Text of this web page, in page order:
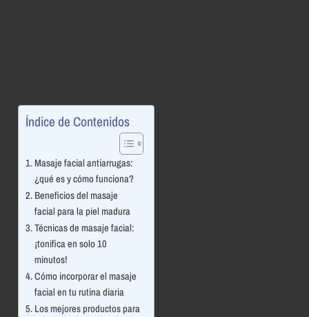
Índice de Contenidos
Masaje facial antiarrugas:
¿qué es y cómo funciona?
Beneficios del masaje
facial para la piel madura
Técnicas de masaje facial:
¡tonifica en solo 10
minutos!
Cómo incorporar el masaje
facial en tu rutina diaria
Los mejores productos para